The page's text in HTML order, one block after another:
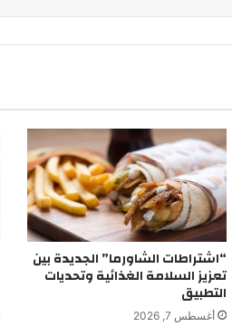
“اشتراطات الشاورما” الجديدة بين
تعزيز السلامة الغذائية وتحديات
التطبيق
أغسطس 7, 2026